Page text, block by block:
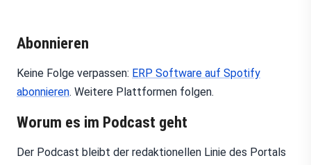
Abonnieren
Keine Folge verpassen: ERP Software auf Spotify
abonnieren. Weitere Plattformen folgen.
Worum es im Podcast geht
Der Podcast bleibt der redaktionellen Linie des Portals